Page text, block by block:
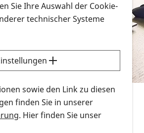
in verschiedenen
Ort
wie Sie nach Infonmaterial
bestellen bzw. herunterladen
Sie sich dieErklärvideos zum
auf der PRO RETINA-Website
Menschen an.
Sie sämtliches Infomaterial
Sie Ihre Auswahl der Cookie-
technischer Systeme
sowie den Link zu diesen
finden Sie in unserer
. Hier finden Sie unser